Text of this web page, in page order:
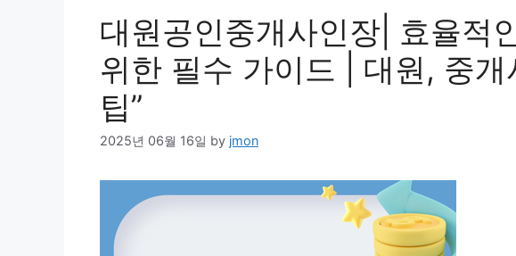
대원공인중개사인장| 효율적
위한 필수 가이드 | 대원, 중개
팁”
2025년 06월 16일 by jmon